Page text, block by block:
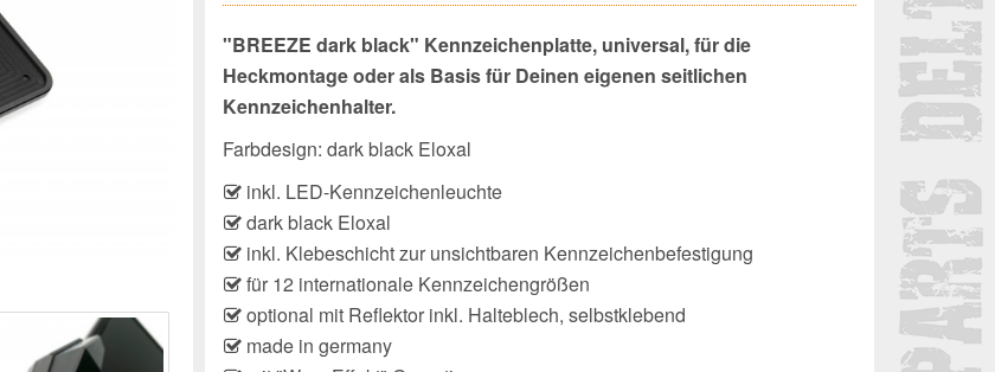
"BREEZE dark black" Kennzeichenplatte, universal, für die
Heckmontage oder als Basis für Deinen eigenen seitlichen
Kennzeichenhalter.
Farbdesign: dark black Eloxal
inkl. LED-Kennzeichenleuchte
dark black Eloxal
inkl. Klebeschicht zur unsichtbaren Kennzeichenbefestigung
für 12 internationale Kennzeichengrößen
optional mit Reflektor inkl. Halteblech, selbstklebend
made in germany